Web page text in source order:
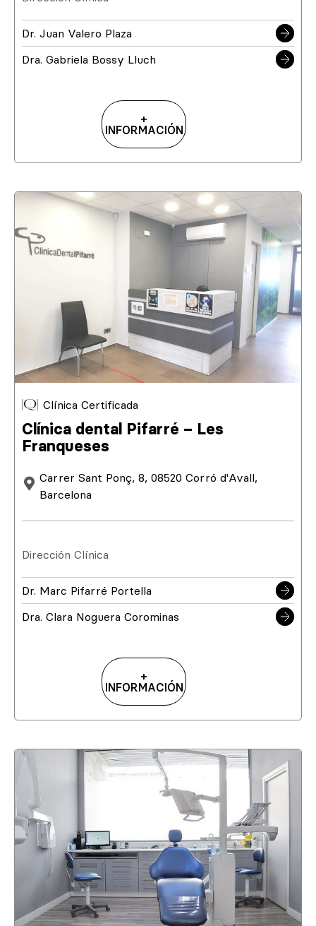
Dr. Juan Valero Plaza
Dra. Gabriela Bossy Lluch
+
INFORMACIÓN
Clínica Certificada
Clínica dental Pifarré – Les
Franqueses
Carrer Sant Ponç, 8, 08520 Corró d'Avall,
Barcelona
Dirección Clínica
Dr. Marc Pifarré Portella
Dra. Clara Noguera Corominas
+
INFORMACIÓN